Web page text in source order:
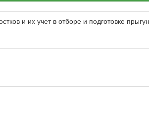
и их учет в отборе и подготовке